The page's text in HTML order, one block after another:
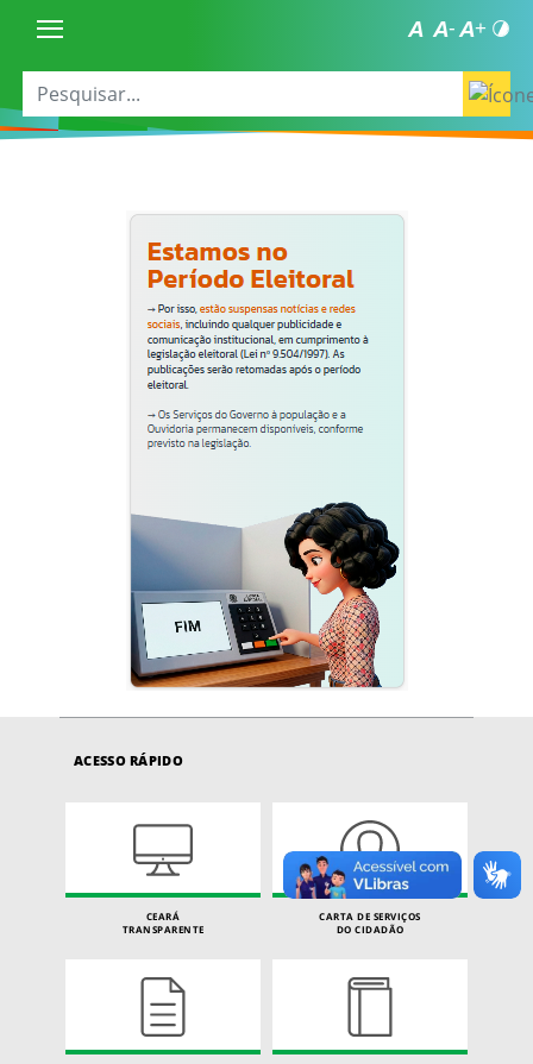
ACESSO RÁPIDO
CEARÁ
TRANSPARENTE
CARTA DE SERVIÇOS
DO CIDADÃO